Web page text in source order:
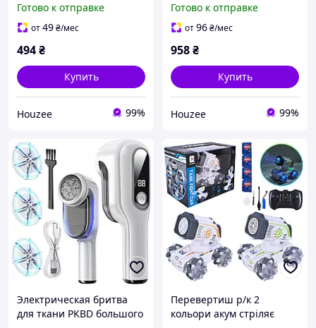
игрушка для детей 10000
пузырей в минуту
Готово к отправке
от49₴/мес
494₴
Купить
Houzee 99%
детей в виде кролика с 8
отверстиями 8000
Готово к отправке
от96₴/мес
958₴
Купить
Houzee 99%
Электрическая бритва
для ткани PKBD большого
Перевертиш р/к 2
кольори акум стріляє